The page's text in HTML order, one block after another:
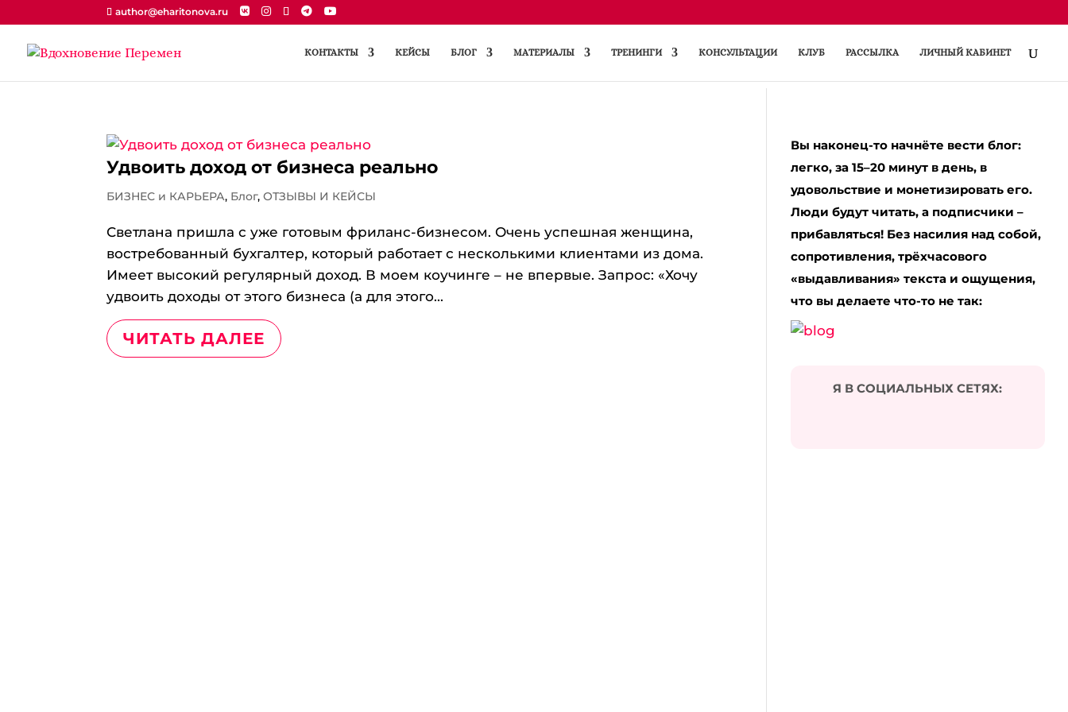
author@eharitonova.ru
КОНТАКТЫ КЕЙСЫ БЛОГ МАТЕРИАЛЫ ТРЕНИНГИ КОНСУЛЬТАЦИИ КЛУБ РАССЫЛКА ЛИЧНЫЙ КАБИНЕТ
Удвоить доход от бизнеса реально
БИЗНЕС и КАРЬЕРА, Блог,ОТЗЫВЫ И КЕЙСЫ
Светлана пришла с уже готовым фриланс-бизнесом. Очень успешная женщина,
востребованный бухгалтер, который работает с несколькими клиентами из дома.
Имеет высокий регулярный доход. В моем коучинге – не впервые. Запрос: «Хочу
удвоить доходы от этого бизнеса (а для этого...
ЧИТАТЬ ДАЛЕЕ
Вы наконец-то начнёте вести блог:
легко, за 15–20 минут в день, в
удовольствие и монетизировать его.
Люди будут читать, а подписчики –
прибавляться! Без насилия над собой,
сопротивления, трёхчасового
«выдавливания» текста и ощущения,
что вы делаете что-то не так:
Я В СОЦИАЛЬНЫХ СЕТЯХ: